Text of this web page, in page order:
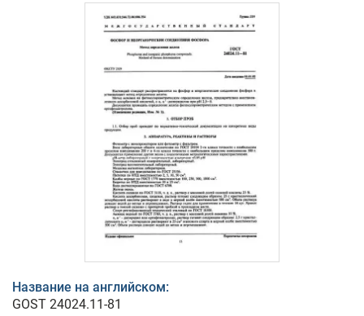
Название на английском:
GOST 24024.11-81